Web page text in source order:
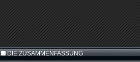
DIE ZUSAMMENFASSUNG